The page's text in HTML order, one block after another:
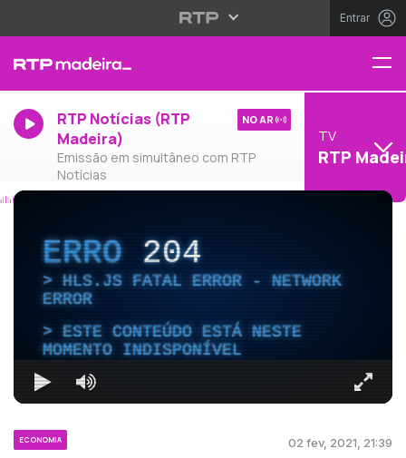
Entrar
RTP Notícias (RTP
Madeira)
Emissão em simultâneo com RTP
Notícias
NO AR
TV
RTP
ERRO204
HLS.JS FATAL ERROR - NETWORK
ERROR
ESTE CONTEÚDO ESTÁ NESTE
MOMENTO INDISPONÍVEL
ECONOMIA 02 fev, 2021, 21:39